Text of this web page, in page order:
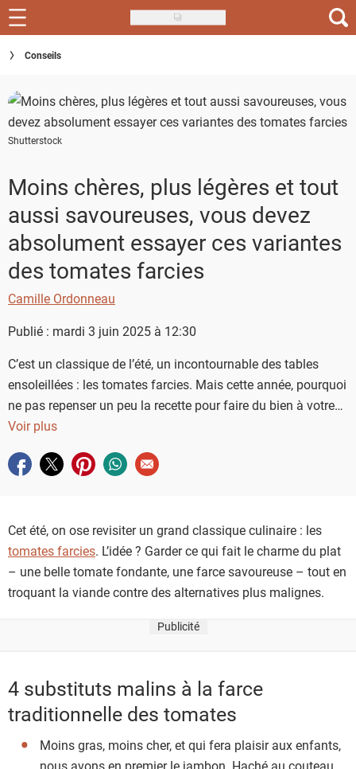
Skip
to
main
Recettes
Inspirations
Conseils
Actus
Index des recettes
Guide d'achat
Conseils
Shutterstock
Moins chères, plus légères et tout
aussi savoureuses, vous devez
absolument essayer ces variantes
des tomates farcies
Camille Ordonneau
Publié : mardi 3 juin 2025 à 12:30
C’est un classique de l’été, un incontournable des tables
ensoleillées : les tomates farcies. Mais cette année, pourquoi
ne pas repenser un peu la recette pour faire du bien à votre
porte-monnaie et à votre santé ?
Voir plus
Partager sur facebook
Partager sur twitter
Partager sur pinterest
Partager sur whatsapp
Envoyer à un ami
Cet été, on ose revisiter un grand classique culinaire : les
tomates farcies. L’idée ? Garder ce qui fait le charme du plat
– une belle tomate fondante, une farce savoureuse – tout en
troquant la viande contre des alternatives plus malignes.
Publicité
4 substituts malins à la farce
traditionnelle des tomates
Moins gras, moins cher, et qui fera plaisir aux enfants,
nous avons en premier le jambon. Haché au couteau